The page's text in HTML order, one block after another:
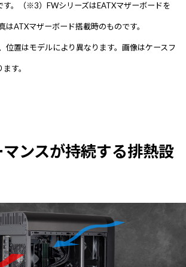
す。（※3）FWシリーズはEATXマザーボードを
はATXマザーボード搭載時のものです。
位置はモデルにより異なります。画像はケースフ
す。
ンスが持続する排熱設